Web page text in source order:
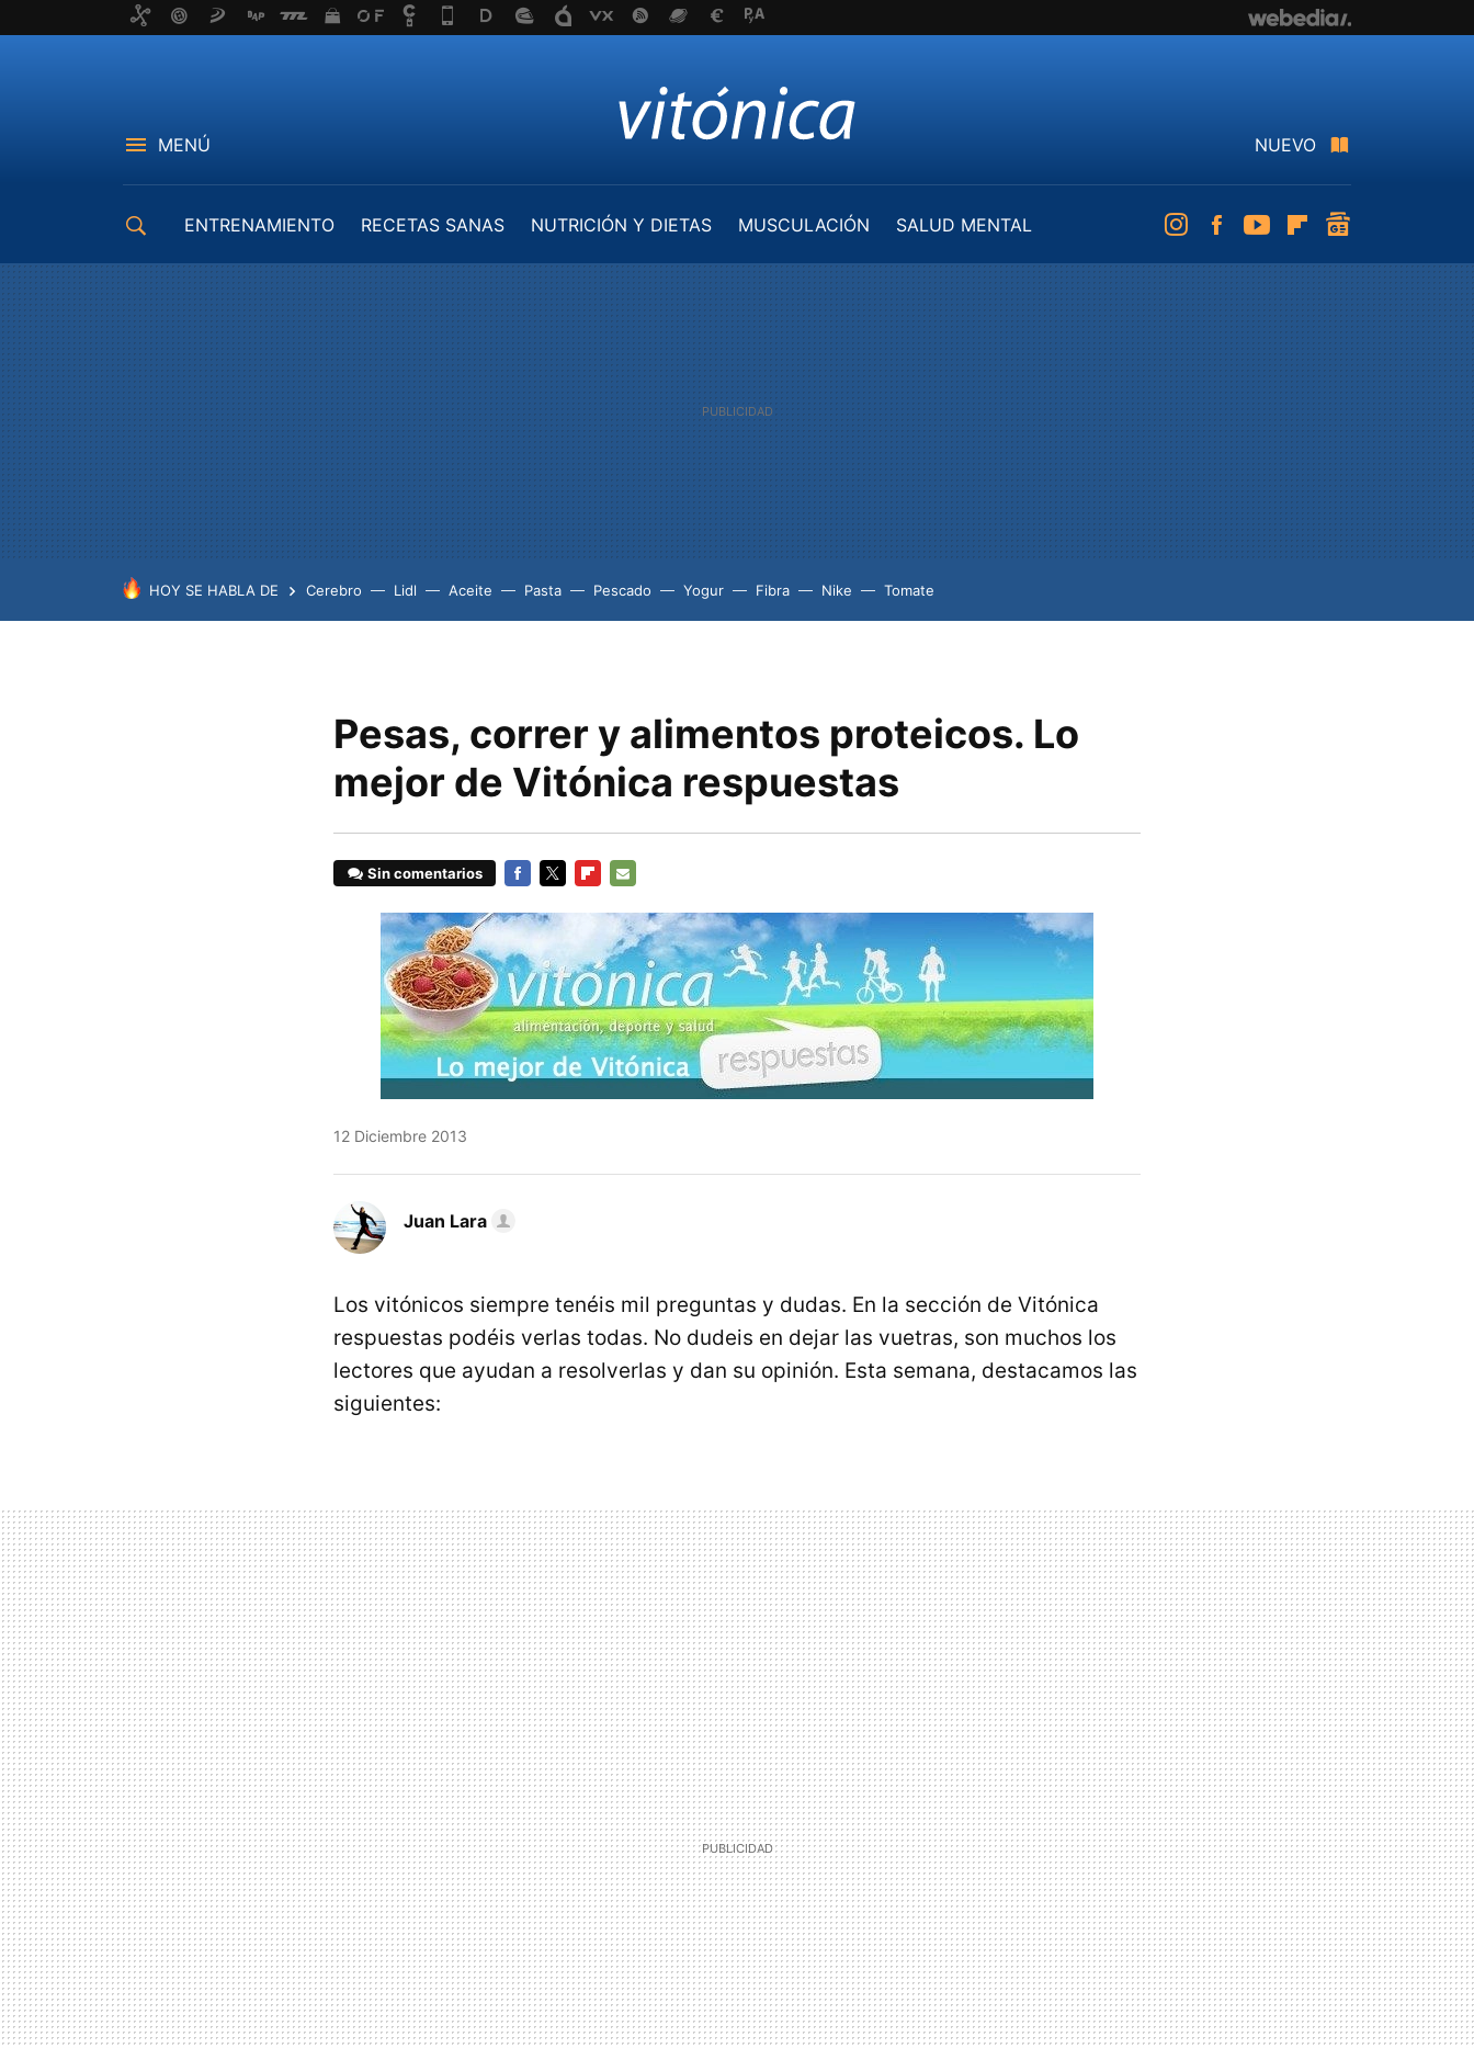
MENÚ NUEVO
ENTRENAMIENTO RECETAS SANAS NUTRICIÓN Y DIETAS MUSCULACIÓN
SALUD MENTAL
InstagramFacebookYoutubeFlipboard
HOY SE HABLA DE Cerebro Lidl Aceite Pasta Pescado Yogur Fibra Nike Tomate
Pesas, correr y alimentos proteicos. Lo
mejor de Vitónica respuestas
Sin comentarios
MAIL
12 Diciembre 2013
Juan Lara
Los vitónicos siempre tenéis mil preguntas y dudas. En la sección de Vitónica
respuestas podéis verlas todas. No dudeis en dejar las vuetras, son muchos los
lectores que ayudan a resolverlas y dan su opinión. Esta semana, destacamos las
siguientes: